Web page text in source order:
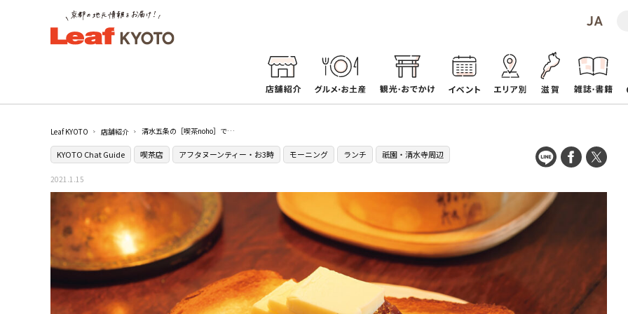
Leaf KYOTO 店舗紹介 清水五条の［喫茶noho］で正統派メニューと個性派揃いの器を楽しむ
KYOTO Chat Guide 喫茶店 アフタヌーンティー・お3時 モーニング ランチ 祇園・清水寺周辺
2021.1.15